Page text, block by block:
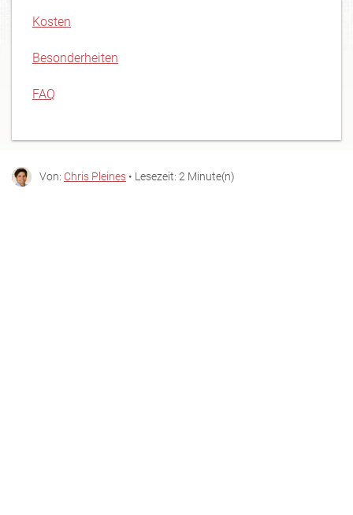
Kosten
Besonderheiten
FAQ
Von: Chris Pleines • Lesezeit: 2 Minute(n)